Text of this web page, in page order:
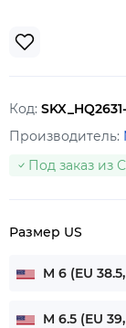
Код:
Производитель:
Под заказ из
Размер US
M 6 (EU
M 6.5 (EU